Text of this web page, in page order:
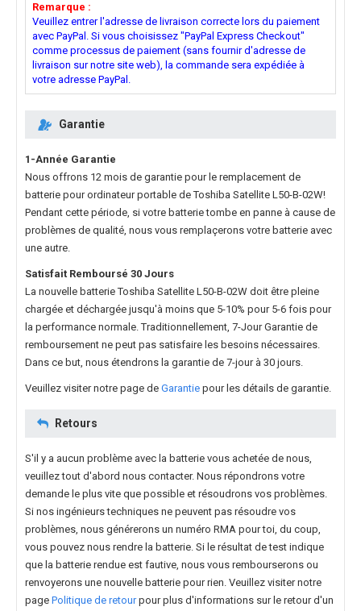
Remarque :
Veuillez entrer l'adresse de livraison correcte lors du paiement
avec PayPal. Si vous choisissez "PayPal Express Checkout"
comme processus de paiement (sans fournir d'adresse de
livraison sur notre site web), la commande sera expédiée à
votre adresse PayPal.
Garantie
1-Année Garantie
Nous offrons 12 mois de garantie pour le remplacement de
batterie pour ordinateur portable de Toshiba Satellite L50-B-02W!
Pendant cette période, si votre batterie tombe en panne à cause de
problèmes de qualité, nous vous remplaçerons votre batterie avec
une autre.
Satisfait Remboursé 30 Jours
La nouvelle batterie Toshiba Satellite L50-B-02W doit être pleine
chargée et déchargée jusqu'à moins que 5-10% pour 5-6 fois pour
la performance normale. Traditionnellement, 7-Jour Garantie de
remboursement ne peut pas satisfaire les besoins nécessaires.
Dans ce but, nous étendrons la garantie de 7-jour à 30 jours.
Veuillez visiter notre page de Garantie pour les détails de garantie.
Retours
S'il y a aucun problème avec la batterie vous achetée de nous,
veuillez tout d'abord nous contacter. Nous répondrons votre
demande le plus vite que possible et résoudrons vos problèmes.
Si nos ingénieurs techniques ne peuvent pas résoudre vos
problèmes, nous générerons un numéro RMA pour toi, du coup,
vous pouvez nous rendre la batterie. Si le résultat de test indique
que la batterie rendue est fautive, nous vous rembourserons ou
renvoyerons une nouvelle batterie pour rien. Veuillez visiter notre
page Politique de retourpour plus d'informations sur le retour d'un